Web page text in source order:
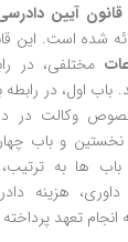
قانون آیین
مختلفی، در
باب اول، در
وکالت در
و باب
ها به
هزینه
تعهد پرداخته